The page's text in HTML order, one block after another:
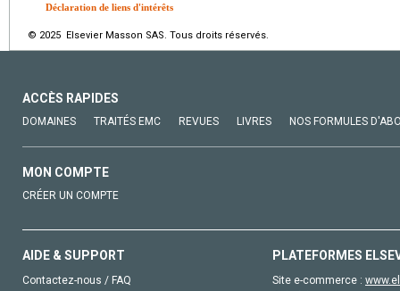
Déclaration de liens d'intérêts
© 2025 Elsevier Masson SAS. Tous droits réservés.
ACCÈS RAPIDES
DOMAINES TRAITÉS EMC REVUES LIVRES NOS FORMULES
MON COMPTE
CRÉER UN COMPTE
AIDE & SUPPORT
Contactez-nous / FAQ
PLATEFORMES
Site e-commerce :